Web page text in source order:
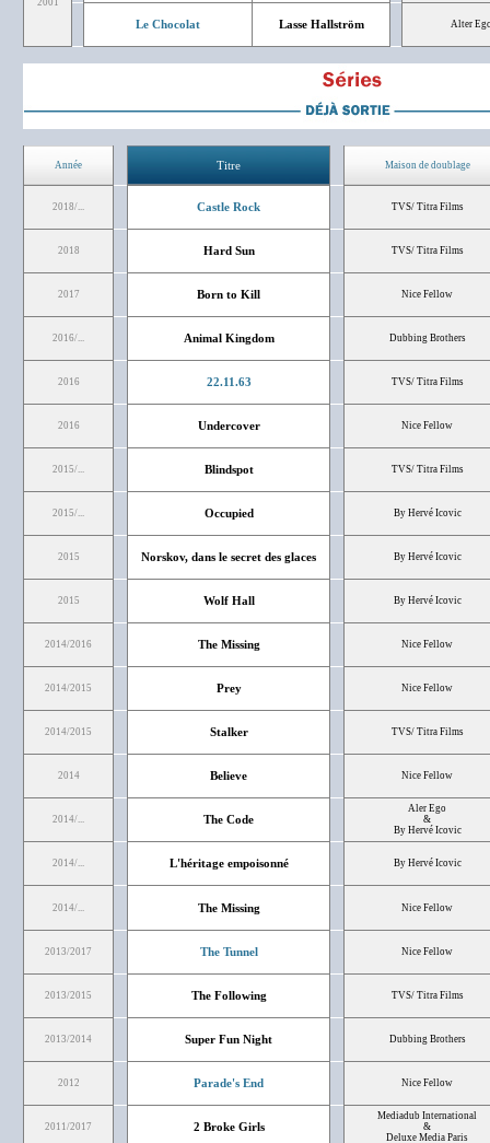
2001
Le Chocolat Lasse Hallström Alter
Année Titre Maison de doublage
2018/... Castle Rock TVS/ Titra Films
2018 Hard Sun TVS/ Titra Films
2017 Born to Kill Nice Fellow
2016/... Animal Kingdom Dubbing Brothers
2016 22.11.63 TVS/ Titra Films
2016 Undercover Nice Fellow
2015/... Blindspot TVS/ Titra Films
2015/... Occupied By Hervé Icovic
2015 Norskov, dans le secret des glaces By Hervé Icovic
2015 Wolf Hall By Hervé Icovic
2014/2016 The Missing Nice Fellow
2014/2015 Prey Nice Fellow
2014/2015 Stalker TVS/ Titra Films
2014 Believe Nice Fellow
2014/... The Code
Aler Ego
&
By Hervé Icovic
2014/... L'héritage empoisonné By Hervé Icovic
2014/... The Missing Nice Fellow
2013/2017 The Tunnel Nice Fellow
2013/2015 The Following TVS/ Titra Films
2013/2014 Super Fun Night Dubbing Brothers
2012 Parade's End Nice Fellow
2011/2017 2 Broke Girls
Mediadub International
&
Deluxe Media Paris